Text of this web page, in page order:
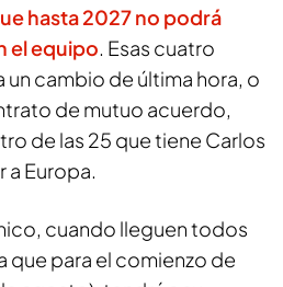
hasta 2027 no podrá
el equipo. Esas cuatro
un cambio de última hora, o
de mutuo acuerdo,
de las 25 que tiene Carlos
a Europa.
cuando lleguen todos
que para el comienzo de